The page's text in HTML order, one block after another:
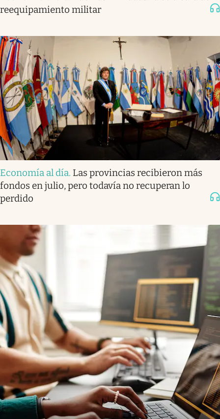
reequipamiento militar
Economía al día. Las provincias recibieron más
fondos en julio, pero todavía no recuperan lo
perdido